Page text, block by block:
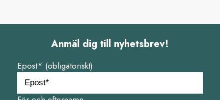
Anmäl dig till nyhetsbrev!
Epost* (obligatoriskt)